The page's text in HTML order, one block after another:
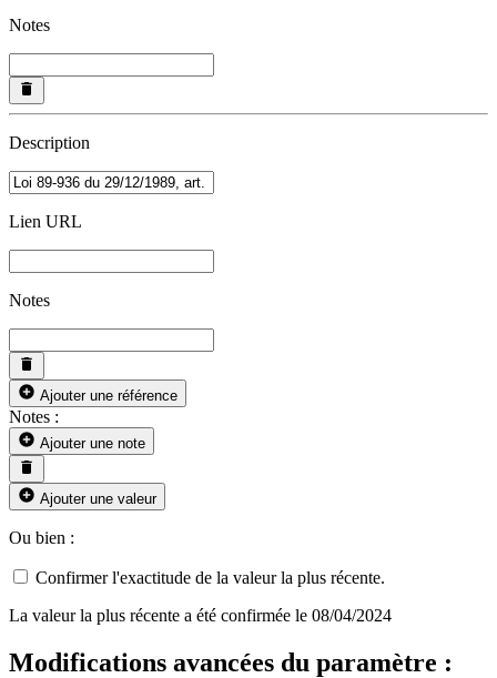
Notes
Description
Lien URL
Notes
Ajouter une référence
Notes :
Ajouter une note
Ajouter une valeur
Ou bien :
Confirmer l'exactitude de la valeur la plus récente.
La valeur la plus récente a été confirmée le 08/04/2024
Modifications avancées du paramètre :